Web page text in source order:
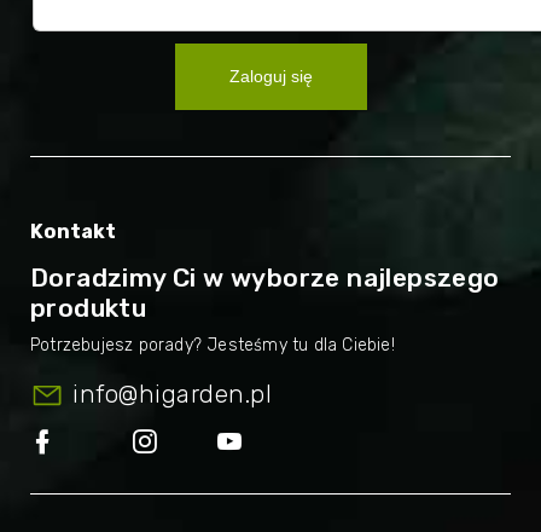
Zaloguj się
Kontakt
Doradzimy Ci w wyborze najlepszego
produktu
info@higarden.pl